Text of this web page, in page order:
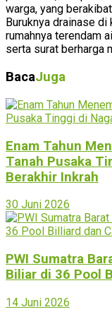
warga, yang
Buruknya drainase
rumahnya terendam
serta surat berharga
BacaJuga
Enam Tahun
Tanah Pusaka
Berakhir Inkrah
30 Juni 2026
PWI Sumatra
Biliar di 36 Pool
14 Juni 2026